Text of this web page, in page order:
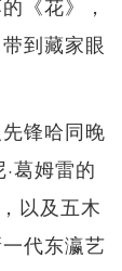
《花》，
到藏家眼
锋哈同晚
葛姆雷的
以及五木
代东瀛艺